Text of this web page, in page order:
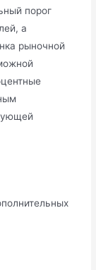
порог
а
рыночной